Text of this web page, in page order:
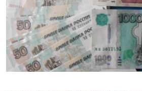
FİKİR
Русский
Українською